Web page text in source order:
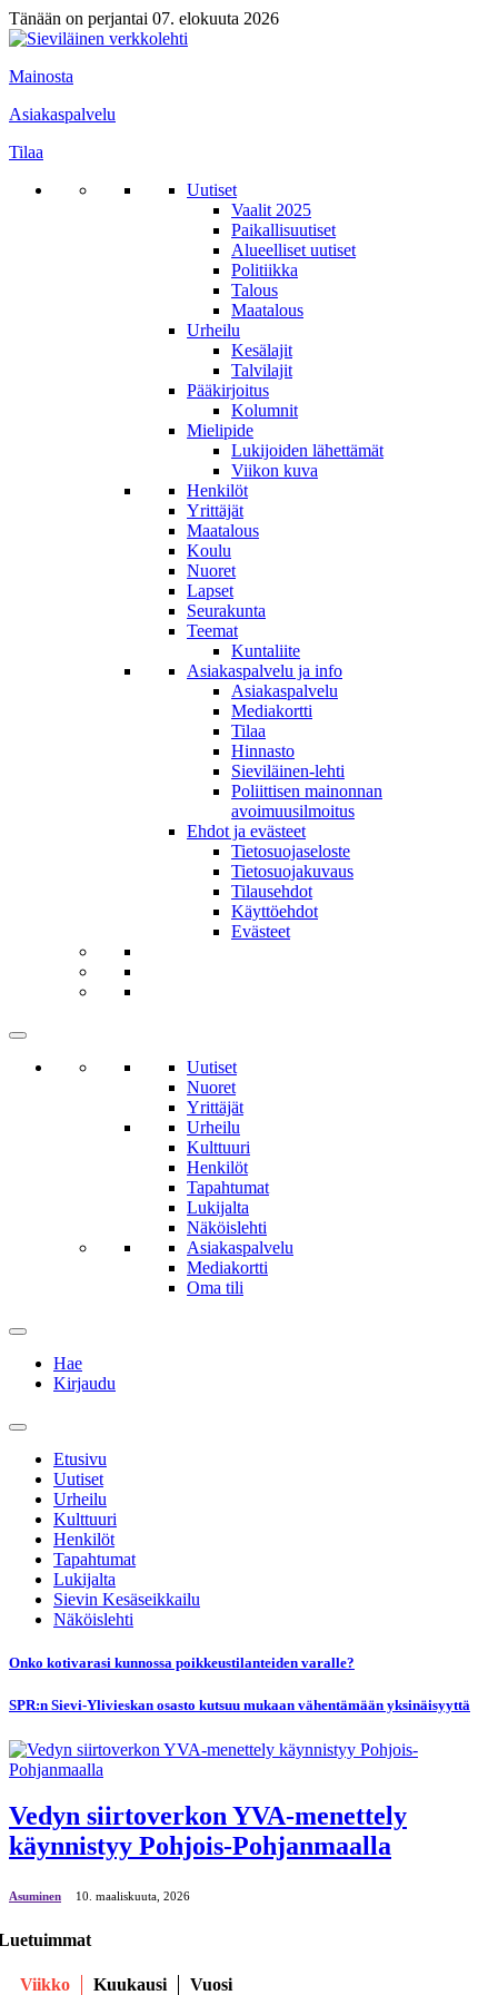
Tänään on perjantai 07. elokuuta 2026
Mainosta
Asiakaspalvelu
Tilaa
Uutiset
Vaalit 2025
Paikallisuutiset
Alueelliset uutiset
Politiikka
Talous
Maatalous
Urheilu
Kesälajit
Talvilajit
Pääkirjoitus
Kolumnit
Mielipide
Lukijoiden lähettämät
Viikon kuva
Henkilöt
Yrittäjät
Maatalous
Koulu
Nuoret
Lapset
Seurakunta
Teemat
Kuntaliite
Asiakaspalvelu ja info
Asiakaspalvelu
Mediakortti
Tilaa
Hinnasto
Sieviläinen-lehti
Poliittisen mainonnan
avoimuusilmoitus
Ehdot ja evästeet
Tietosuojaseloste
Tietosuojakuvaus
Tilausehdot
Käyttöehdot
Evästeet
Uutiset
Nuoret
Yrittäjät
Urheilu
Kulttuuri
Henkilöt
Tapahtumat
Lukijalta
Näköislehti
Asiakaspalvelu
Mediakortti
Oma tili
Hae
Kirjaudu
Etusivu
Uutiset
Urheilu
Kulttuuri
Henkilöt
Tapahtumat
Lukijalta
Sievin Kesäseikkailu
Näköislehti
Onko kotivarasi kunnossa poikkeustilanteiden varalle?
SPR:n Sievi-Ylivieskan osasto kutsuu mukaan vähentämään yksinäisyyttä
Vedyn siirtoverkon YVA-menettely
käynnistyy Pohjois-Pohjanmaalla
Asuminen 10. maaliskuuta, 2026
Viikko Kuukausi Vuosi